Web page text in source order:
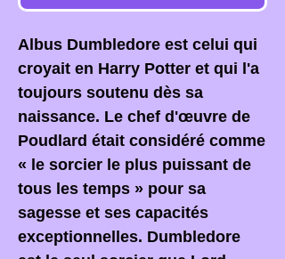
Albus Dumbledore est celui qui
croyait en Harry Potter et qui l'a
toujours soutenu dès sa
naissance. Le chef d'œuvre de
Poudlard était considéré comme
« le sorcier le plus puissant de
tous les temps » pour sa
sagesse et ses capacités
exceptionnelles. Dumbledore